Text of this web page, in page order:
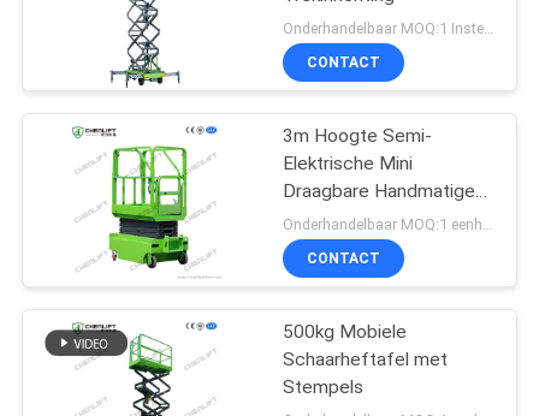
Onderhandelbaar MOQ:1 Instellen
CONTACT
3m Hoogte Semi-
Elektrische Mini
Draagbare Handmatige
Duw Schaarheftafel
Voor Magazijn
CONTACT
500kg Mobiele
Schaarheftafel met
Stempels